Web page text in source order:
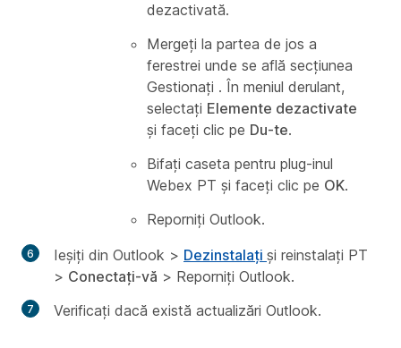
dezactivată.
Mergeți la partea de jos a
ferestrei unde se află secțiunea
Gestionați . În meniul derulant,
selectați Elemente dezactivate
și faceți clic pe Du-te.
Bifați caseta pentru plug-inul
Webex PT și faceți clic pe OK.
Reporniți Outlook.
Ieșiți din Outlook > Dezinstalați și reinstalați PT
> Conectați-vă > Reporniți Outlook.
Verificați dacă există actualizări Outlook.